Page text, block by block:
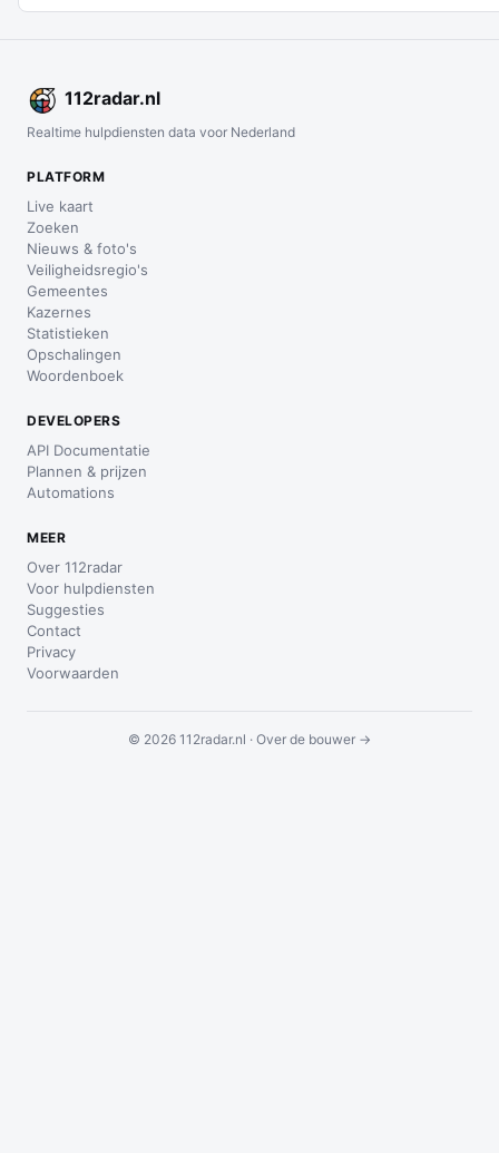
112radar.nl
Realtime hulpdiensten data voor Nederland
PLATFORM
Live kaart
Zoeken
Nieuws & foto's
Veiligheidsregio's
Gemeentes
Kazernes
Statistieken
Opschalingen
Woordenboek
DEVELOPERS
API Documentatie
Plannen & prijzen
Automations
MEER
Over 112radar
Voor hulpdiensten
Suggesties
Contact
Privacy
Voorwaarden
© 2026 112radar.nl · Over de bouwer →